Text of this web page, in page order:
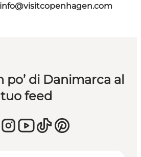
info@visitcopenhagen.com
di Danimarca al
tuo feed